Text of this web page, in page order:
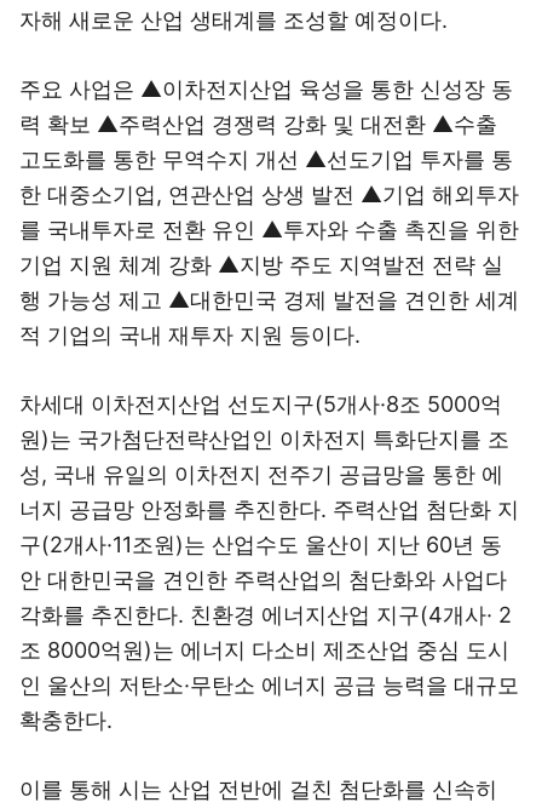
자해 새로운 산업 생태계를 조성할 예정이다.
주요 사업은 ▲이차전지산업 육성을 통한 신성장 동
력 확보 ▲주력산업 경쟁력 강화 및 대전환 ▲수출
고도화를 통한 무역수지 개선 ▲선도기업 투자를 통
한 대중소기업, 연관산업 상생 발전 ▲기업 해외투자
를 국내투자로 전환 유인 ▲투자와 수출 촉진을 위한
기업 지원 체계 강화 ▲지방 주도 지역발전 전략 실
행 가능성 제고 ▲대한민국 경제 발전을 견인한 세계
적 기업의 국내 재투자 지원 등이다.
차세대 이차전지산업 선도지구(5개사·8조 5000억
원)는 국가첨단전략산업인 이차전지 특화단지를 조
성, 국내 유일의 이차전지 전주기 공급망을 통한 에
너지 공급망 안정화를 추진한다. 주력산업 첨단화 지
구(2개사·11조원)는 산업수도 울산이 지난 60년 동
안 대한민국을 견인한 주력산업의 첨단화와 사업다
각화를 추진한다. 친환경 에너지산업 지구(4개사· 2
조 8000억원)는 에너지 다소비 제조산업 중심 도시
인 울산의 저탄소·무탄소 에너지 공급 능력을 대규모
확충한다.
이를 통해 시는 산업 전반에 걸친 첨단화를 신속히